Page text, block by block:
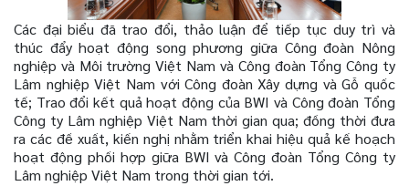
Các đại biểu đã trao đổi, thảo luận để tiếp tục duy trì và
thúc đẩy hoạt động song phương giữa Công đoàn Nông
nghiệp và Môi trường Việt Nam và Công đoàn Tổng Công ty
Lâm nghiệp Việt Nam với Công đoàn Xây dựng và Gỗ quốc
tế; Trao đổi kết quả hoạt động của BWI và Công đoàn Tổng
Công ty Lâm nghiệp Việt Nam thời gian qua; đồng thời đưa
ra các đề xuất, kiến nghị nhằm triển khai hiệu quả kế hoạch
hoạt động phối hợp giữa BWI và Công đoàn Tổng Công ty
Lâm nghiệp Việt Nam trong thời gian tới.